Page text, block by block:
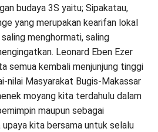
budaya 3S yaitu; Sipakatau,
yang merupakan kearifan lokal
menghormati, saling
Leonard Eben Ezer
semua kembali menjunjung tinggi
nilai Masyarakat Bugis-Makassar
moyang kita terdahulu dalam
maupun sebagai
upaya kita bersama untuk selalu